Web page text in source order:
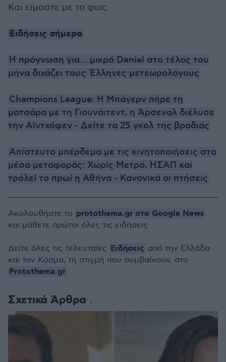
Και είμαστε με το φως.
Ειδήσεις σήμερα
Η πρόγνωση για... μικρό Daniel στο τέλος του
μήνα διχάζει τους Έλληνες μετεωρολόγους
Champions League: Η Μπάγερν πήρε τη
ματσάρα με τη Γιουνάιτεντ, η Άρσεναλ διέλυσε
την Αϊντχόφεν - Δείτε τα 25 γκολ της βραδιάς
Απίστευτο μπέρδεμα με τις κινητοποιήσεις στα
μέσα μεταφοράς: Χωρίς Μετρό, ΗΣΑΠ και
τρόλεϊ το πρωί η Αθήνα - Κανονικά οι πτήσεις
Σχετικά Άρθρα
Ακολουθήστε το protothema.gr στο Google News
και μάθετε πρώτοι όλες τις ειδήσεις
Δείτε όλες τις τελευταίες Ειδήσεις από την Ελλάδα
και τον Κόσμο, τη στιγμή που συμβαίνουν, στο
Protothema.gr